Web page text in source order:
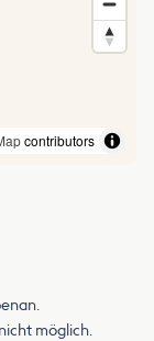
contributors
möglich.